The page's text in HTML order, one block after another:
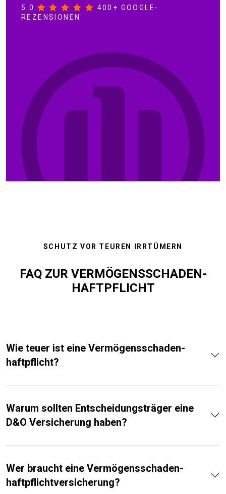
5.0
400+ GOOGLE-
REZENSIONEN
SCHUTZ VOR TEUREN IRRTÜMERN
FAQ ZUR VERMÖGENS­SCHADEN­
HAFTPFLICHT
Wie teuer ist eine Vermögens­schaden­
haftpflicht?
Warum sollten Entscheidungsträger eine
D&O Versicherung haben?
Wer braucht eine Vermögens­schaden­
haftpflicht­versicherung?